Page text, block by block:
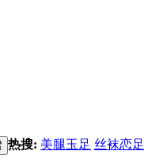
热搜: 美腿玉足 丝袜恋足